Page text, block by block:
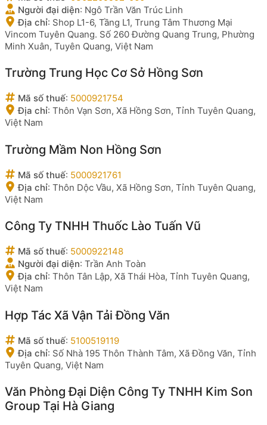
Người đại diện: Ngô Trần Văn Trúc Linh
Địa chỉ: Shop L1-6, Tầng L1, Trung Tâm Thương Mại
Vincom Tuyên Quang. Số 260 Đường Quang Trung, Phường
Minh Xuân, Tuyên Quang, Việt Nam
Trường Trung Học Cơ Sở Hồng Sơn
Mã số thuế: 5000921754
Địa chỉ: Thôn Vạn Sơn, Xã Hồng Sơn, Tỉnh Tuyên Quang,
Việt Nam
Trường Mầm Non Hồng Sơn
Mã số thuế: 5000921761
Địa chỉ: Thôn Dộc Vầu, Xã Hồng Sơn, Tỉnh Tuyên Quang,
Việt Nam
Công Ty TNHH Thuốc Lào Tuấn Vũ
Mã số thuế: 5000922148
Người đại diện: Trần Anh Toàn
Địa chỉ: Thôn Tân Lập, Xã Thái Hòa, Tỉnh Tuyên Quang,
Việt Nam
Hợp Tác Xã Vận Tải Đồng Văn
Mã số thuế: 5100519119
Địa chỉ: Số Nhà 195 Thôn Thành Tâm, Xã Đồng Văn, Tỉnh
Tuyên Quang, Việt Nam
Văn Phòng Đại Diện Công Ty TNHH Kim Son
Group Tại Hà Giang